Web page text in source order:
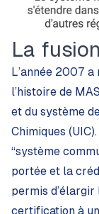
La
L’année 2007
l’histoire de
et du système
Chimiques
“système
portée et la
permis d’élargir
certification à